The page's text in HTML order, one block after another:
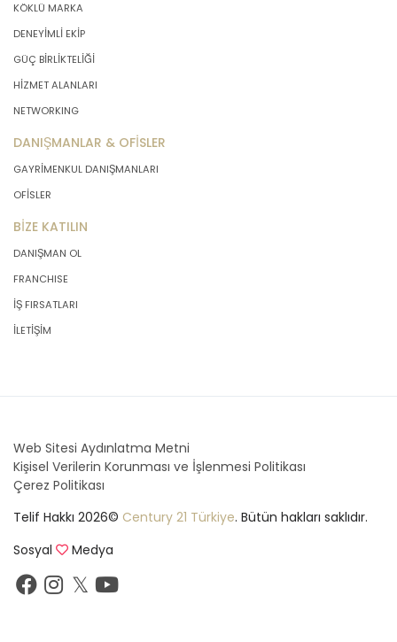
KÖKLÜ MARKA
DENEYİMLİ EKİP
GÜÇ BİRLİKTELİĞİ
HİZMET ALANLARI
NETWORKING
DANIŞMANLAR & OFİSLER
GAYRİMENKUL DANIŞMANLARI
OFİSLER
BİZE KATILIN
DANIŞMAN OL
FRANCHISE
İŞ FIRSATLARI
İLETİŞİM
Web Sitesi Aydınlatma Metni
Kişisel Verilerin Korunması ve İşlenmesi Politikası
Çerez Politikası
Telif Hakkı 2026© Century 21 Türkiye. Bütün hakları saklıdır.
Sosyal
Medya